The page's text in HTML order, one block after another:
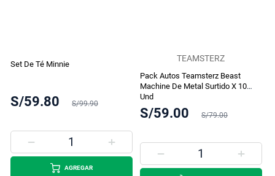
Set De Té Minnie
S/59.80 S/99.90
AGREGAR
TEAMSTERZ
Pack Autos Teamsterz Beast
Machine De Metal Surtido X 10
Und
S/59.00 S/79.00